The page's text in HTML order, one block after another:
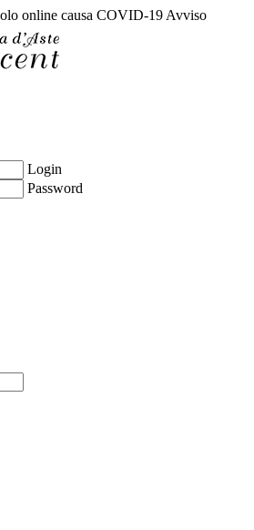
online causa COVID-19 Avviso
Login
Password